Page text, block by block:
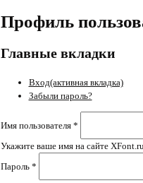
Профиль
Главные вкладки
Вход(активная вкладка)
Забыли пароль?
Имя пользователя *
Укажите ваше имя на сайте
Пароль *